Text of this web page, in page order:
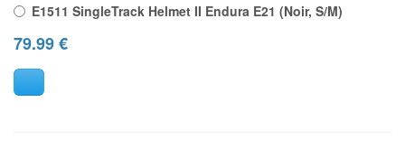
E1511 SingleTrack Helmet II Endura E21 (Noir, S/M)
79.99€